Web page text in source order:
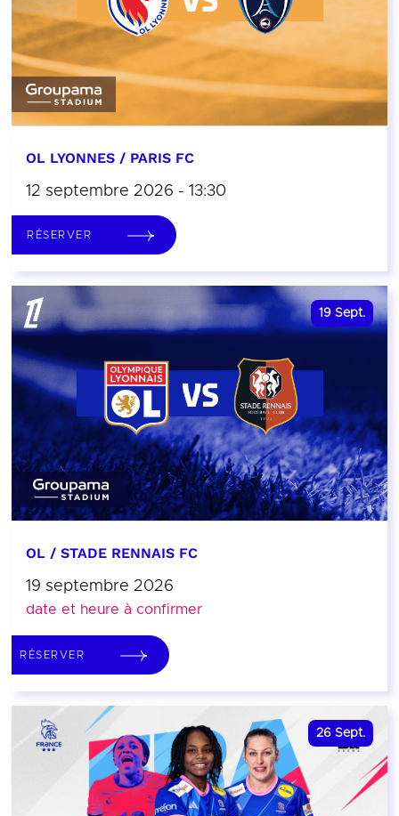
OL LYONNES / PARIS FC
12 septembre 2026 - 13:30
RÉSERVER
19 Sept.
OL / STADE RENNAIS FC
19 septembre 2026
date et heure à confirmer
RÉSERVER
26 Sept.